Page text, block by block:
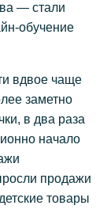
— стали
обучение
вдвое чаще
заметно
в два раза
начало
продажи
товары